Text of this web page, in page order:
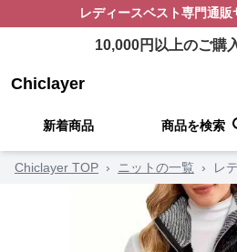
レディースベスト専門通販
10,000円以上のご購
Chiclayer
新着商品 商品を検索
Chiclayer TOP › ニットの一覧 › レ